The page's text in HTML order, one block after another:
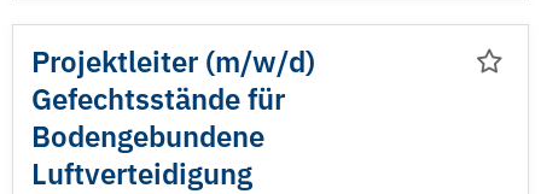
Projektleiter (m/w/d)
Gefechtsstände für
Bodengebundene
Luftverteidigung